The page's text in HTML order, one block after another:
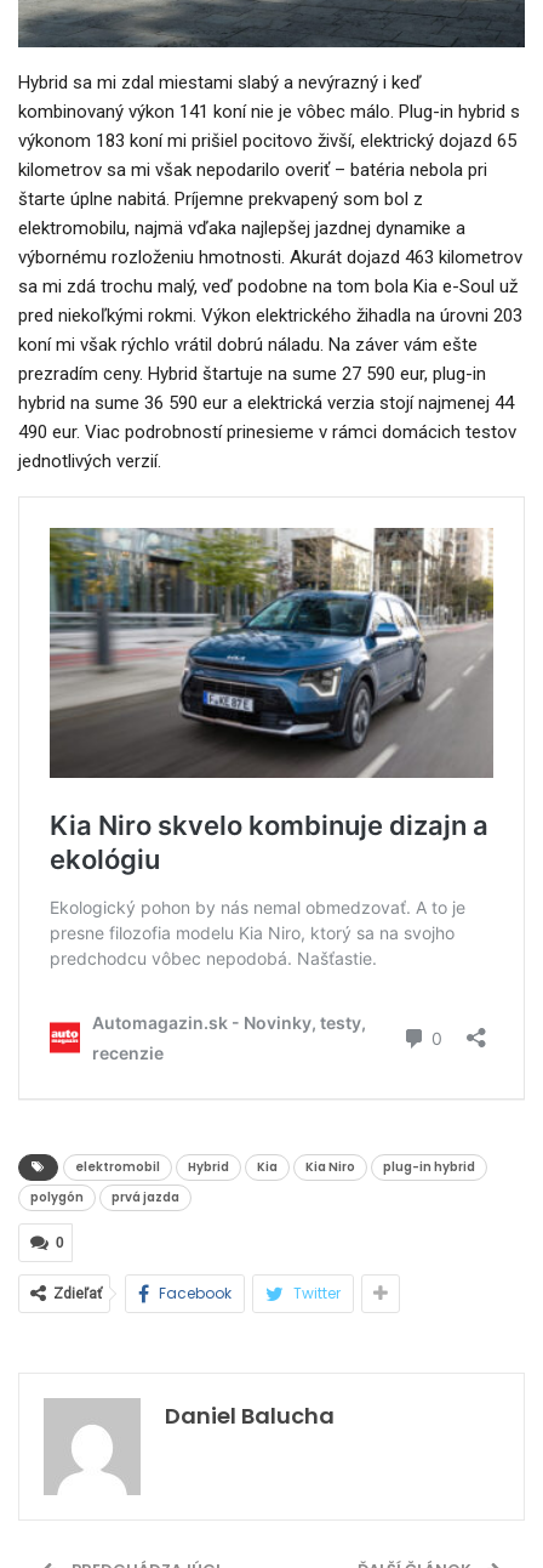
Hybrid sa mi zdal miestami slabý a nevýrazný i keď
kombinovaný výkon 141 koní nie je vôbec málo. Plug-in hybrid s
výkonom 183 koní mi prišiel pocitovo živší, elektrický dojazd 65
kilometrov sa mi však nepodarilo overiť – batéria nebola pri
štarte úplne nabitá. Príjemne prekvapený som bol z
elektromobilu, najmä vďaka najlepšej jazdnej dynamike a
výbornému rozloženiu hmotnosti. Akurát dojazd 463 kilometrov
sa mi zdá trochu malý, veď podobne na tom bola Kia e-Soul už
pred niekoľkými rokmi. Výkon elektrického žihadla na úrovni 203
koní mi však rýchlo vrátil dobrú náladu. Na záver vám ešte
prezradím ceny. Hybrid štartuje na sume 27 590 eur, plug-in
hybrid na sume 36 590 eur a elektrická verzia stojí najmenej 44
490 eur. Viac podrobností prinesieme v rámci domácich testov
jednotlivých verzií.
elektromobil Hybrid Kia Kia Niro
plug-in hybrid
polygón
prvá jazda
0
Zdieľať Facebook Twitter
Daniel Balucha